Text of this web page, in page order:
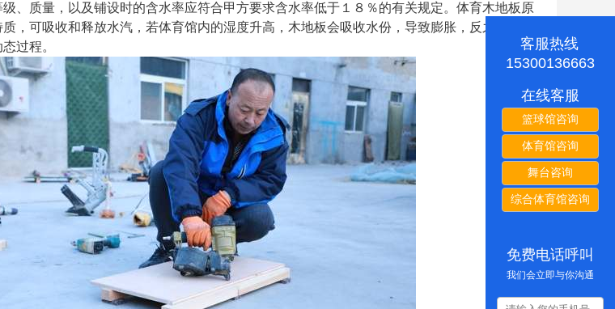
、质量，以及铺设时的含水率应符合甲方要求含水率低于１８％的有关规定。体育木地板原
，可吸收和释放水汽，若体育馆内的湿度升高，木地板会吸收水份，导致膨胀，反之会释放
过程。
客服热线
15300136663
在线客服
篮球馆咨询
体育馆咨询
舞台咨询
综合体育馆咨询
免费电话呼叫
我们会立即与你沟通